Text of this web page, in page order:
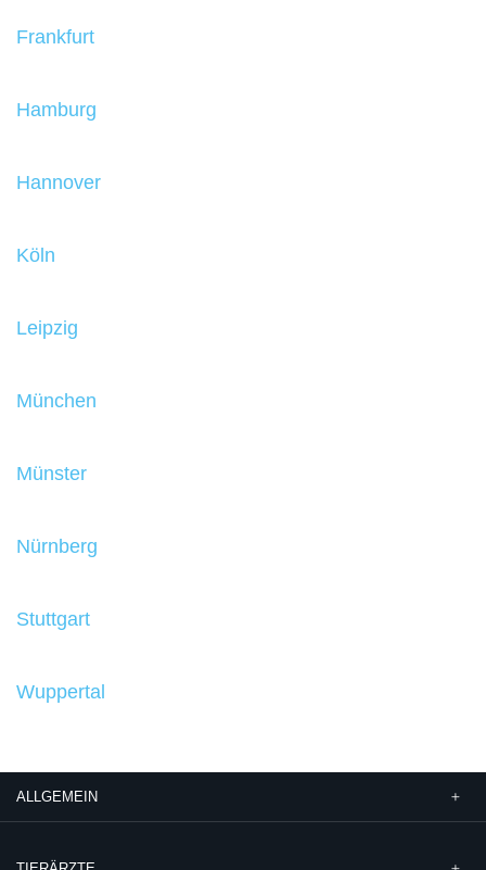
Frankfurt
Hamburg
Hannover
Köln
Leipzig
München
Münster
Nürnberg
Stuttgart
Wuppertal
ALLGEMEIN